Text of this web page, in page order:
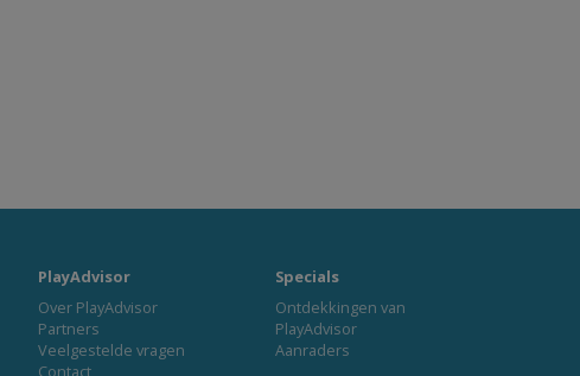
PlayAdvisor
Over PlayAdvisor
Partners
Veelgestelde vragen
Contact
Specials
Ontdekkingen van
PlayAdvisor
Aanraders